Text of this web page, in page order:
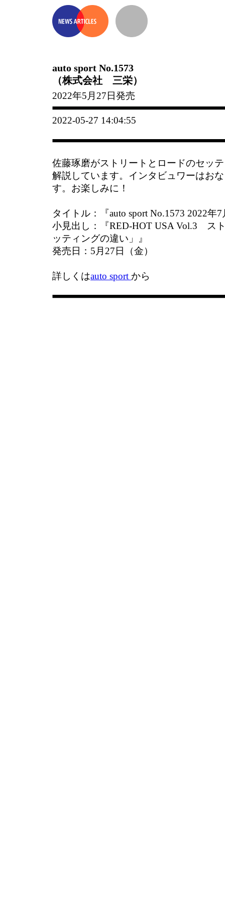
auto sport No.1573
（株式会社 三栄）
2022年5月27日発売
2022-05-27 14:04:55
佐藤琢磨がストリートとロードのセッ
解説しています。インタビュワーはお
す。お楽しみに！
タイトル：『auto sport No.1573 2022年
小見出し：『RED-HOT USA Vol.3 ス
ッティングの違い」』
発売日：5月27日（金）
詳しくはauto sport から